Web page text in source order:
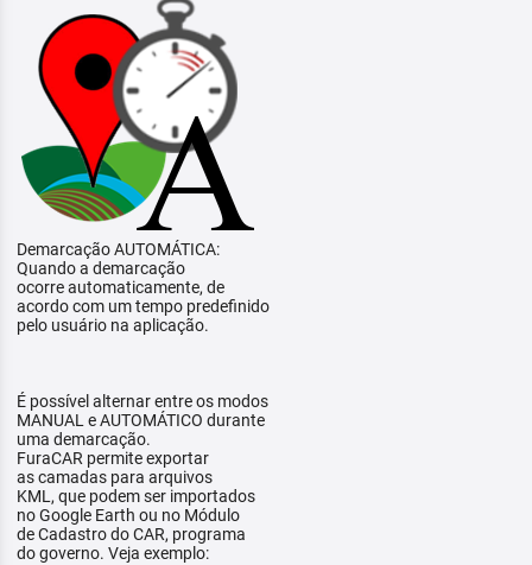
Demarcação AUTOMÁTICA:
Quando a demarcação
ocorre automaticamente, de
acordo com um tempo predefinido
pelo usuário na aplicação.
É possível alternar entre os modos
MANUAL e AUTOMÁTICO durante
uma demarcação.
FuraCAR permite exportar
as camadas para arquivos
KML, que podem ser importados
no Google Earth ou no Módulo
de Cadastro do CAR, programa
do governo. Veja exemplo: